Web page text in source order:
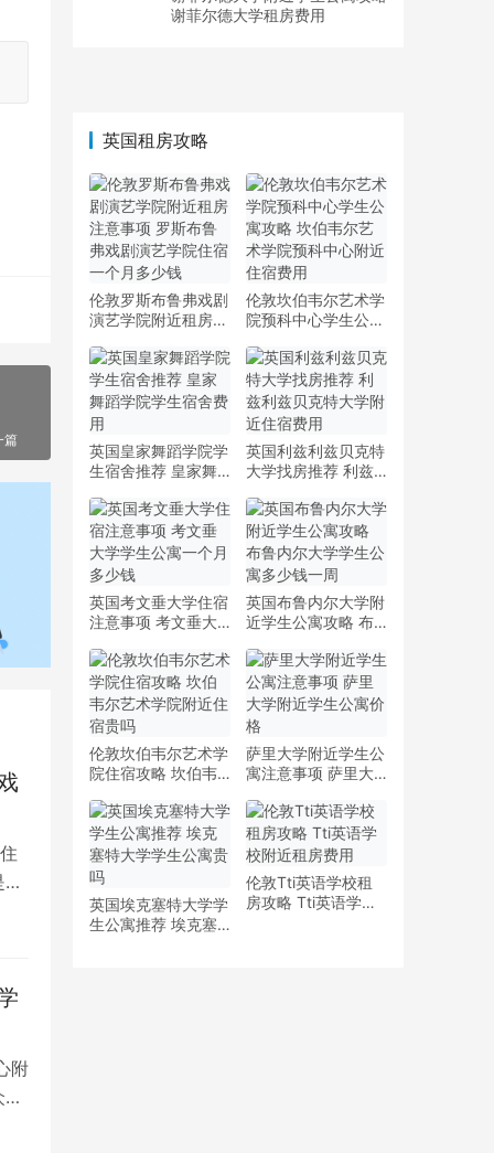
篇
附
谢菲尔德大学租房费用
英国租房攻略
伦敦罗斯布鲁弗戏剧
演艺学院附近租房注
戏剧演艺学院住宿一
个月多少钱
伦敦坎伯韦尔艺术学
院预科中心学生公寓
学院预科中心附近住
宿费用
英国皇家舞蹈学院学
生宿舍推荐 皇家舞
英国利兹利兹贝克特
大学找房推荐 利兹
住宿费用
英国考文垂大学住宿
注意事项 考文垂大
少钱
英国布鲁内尔大学附
近学生公寓攻略 布
多少钱一周
伦敦坎伯韦尔艺术学
院住宿攻略 坎伯韦
贵吗
萨里大学附近学生公
寓注意事项 萨里大
英国埃克塞特大学学
生公寓推荐 埃克塞
伦敦Tti英语学校租
房攻略 Tti英语学校